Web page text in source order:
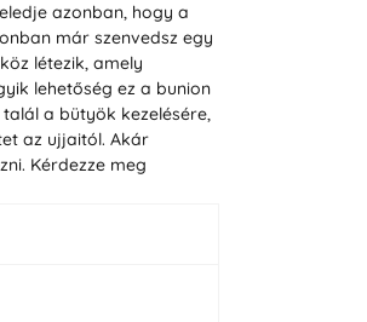
azonban, hogy a
már szenvedsz egy
létezik, amely
lehetőség ez a bunion
a bütyök kezelésére,
az ujjaitól. Akár
Kérdezze meg